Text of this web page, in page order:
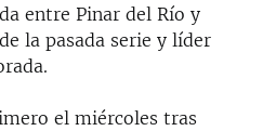
entre Pinar del Río y
la pasada serie y líder
el miércoles tras